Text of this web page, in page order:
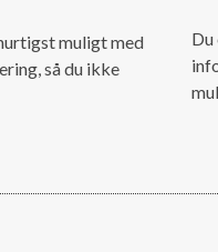
muligt med
så du ikke
Du